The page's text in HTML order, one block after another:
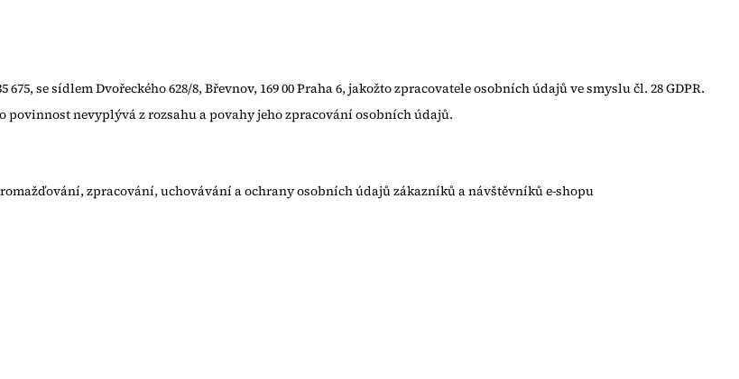
675, se sídlem Dvořeckého 628/8, Břevnov, 169 00 Praha 6, jakožto zpracovatele osobních údajů ve smyslu čl. 28 GDPR.
povinnost nevyplývá z rozsahu a povahy jeho zpracování osobních údajů.
zpracování, uchovávání a ochrany osobních údajů zákazníků a návštěvníků e-shopu